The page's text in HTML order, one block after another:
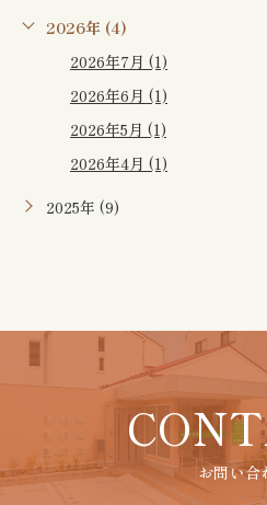
2026年 (4)
2026年7月 (1)
2026年6月 (1)
2026年5月 (1)
2026年4月 (1)
2025年 (9)
お問い合